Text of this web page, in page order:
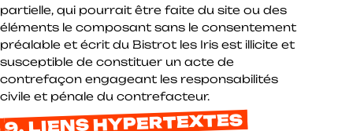
partielle, qui pourrait être faite du site ou des
éléments le composant sans le consentement
préalable et écrit du Bistrot les Iris est illicite et
susceptible de constituer un acte de
contrefaçon engageant les responsabilités
civile et pénale du contrefacteur.
9. LIENS HYPERTEXTES